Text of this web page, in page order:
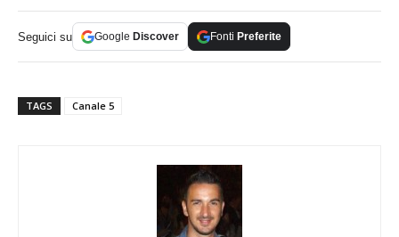
Seguici su Google Discover Fonti Preferite
TAGS Canale 5